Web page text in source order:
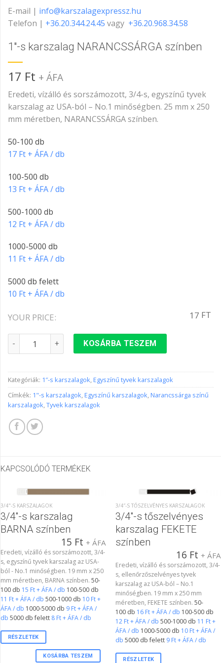
E-mail | info@karszalagexpressz.hu
Telefon | +36.20.344.24.45 vagy +36.20.968.34.58
1″-s karszalag NARANCSSÁRGA színben
17 Ft + ÁFA
Eredeti, vízálló és sorszámozott, 3/4-s, egyszínű tyvek
karszalag az USA-ból – No.1 minőségben. 25 mm x 250
mm méretben, NARANCSSÁRGA színben.
50-100 db
17 Ft + ÁFA / db
100-500 db
13 Ft + ÁFA / db
500-1000 db
12 Ft + ÁFA / db
1000-5000 db
11 Ft + ÁFA / db
5000 db felett
10 Ft + ÁFA / db
YOUR PRICE: 17 FT
1"-s karszalag NARANCSSÁRGA színben mennyiség
KOSÁRBA TESZEM
Kategóriák: 1″-s karszalagok,Egyszínű tyvek karszalagok
Címkék: 1"-s karszalagok,Egyszínű karszalagok,Narancssárga színű
karszalagok,Tyvek karszalagok
KAPCSOLÓDÓ TERMÉKEK
3/4"-S KARSZALAGOK
3/4″-s karszalag
BARNA színben
15 Ft + ÁFA
Eredeti, vízálló és sorszámozott, 3/4-
s, egyszínű tyvek karszalag az USA-
ból - No.1 minőségben. 19 mm x 250
mm méretben, BARNA színben. 50-
100 db 15 Ft + ÁFA / db 100-500 db
11 Ft + ÁFA / db 500-1000 db 10 Ft +
ÁFA / db 1000-5000 db 9 Ft + ÁFA /
db 5000 db felett 8 Ft + ÁFA / db
RÉSZLETEK
KOSÁRBA TESZEM
3/4″-S TŐSZELVÉNYES KARSZALAGOK
3/4″-s tőszelvényes
karszalag FEKETE
színben
16 Ft + ÁFA
Eredeti, vízálló és sorszámozott, 3/4-
s, ellenőrzőszelvényes tyvek
karszalag az USA-ból – No.1
minőségben. 19 mm x 250 mm
méretben, FEKETE színben.50-
100 db 16 Ft + ÁFA / db 100-500 db
12 Ft + ÁFA / db 500-1000 db 11 Ft +
ÁFA / db 1000-5000 db 10 Ft + ÁFA /
db 5000 db felett 9 Ft + ÁFA / db
RÉSZLETEK